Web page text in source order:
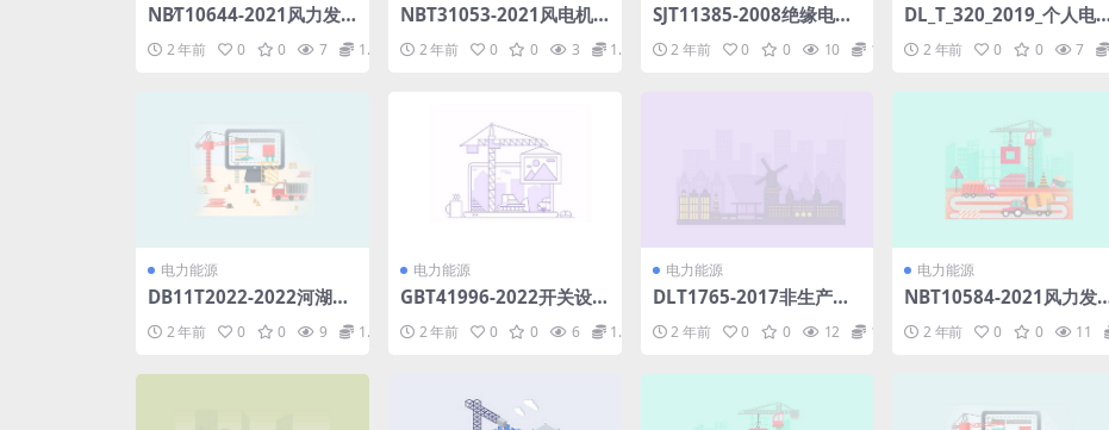
NB∕T10644-2021风力发
电机组激光测风设备应用
导则(4.91MB)pdf
2 年前 0 0 7 1.98
NBT31053-2021风电机
组电气仿真模型验证规程
(6.05MB)pdf
2 年前 0 0 3 1.98
SJT11385-2008绝缘电阻
测试仪通用规范.pdf
2 年前 0 0 10 1.98
DL_T_320_2019_个人电
弧防护用品通用技术要求_
代替DL_T_320_2010.pdf
2 年前 0 0 7
电力能源
DB11T2022-2022河湖水
f 2 年前 0 0 9 1.98
电力能源
GBT41996-2022开关设
型指南(8.74MB)pdf
2 年前 0 0 6 1.98
电力能源
DLT1765-2017非生产性
则.pdf
2 年前 0 0 12 1.98
电力能源
NBT10584-2021风力发
规程(5.48MB)pdf
2 年前 0 0 11